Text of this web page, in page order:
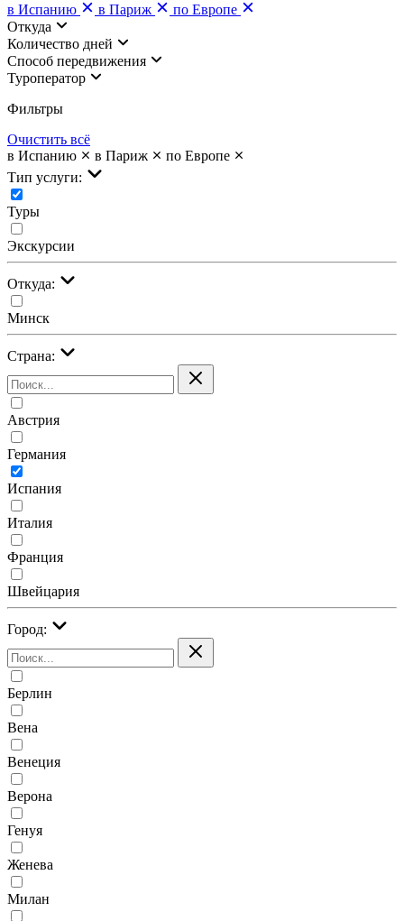
в Испанию
в Париж
по Европе
Откуда
Количество дней
Cпособ передвижения
Туроператор
Фильтры
Очистить всё
в Испанию
в Париж
по Европе
Тип услуги:
Туры
Экскурсии
Откуда:
Минск
Страна:
Австрия
Германия
Испания
Италия
Франция
Швейцария
Город:
Берлин
Вена
Венеция
Верона
Генуя
Женева
Милан